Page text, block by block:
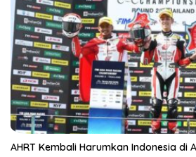
AHRT Kembali Harumkan Indonesia di